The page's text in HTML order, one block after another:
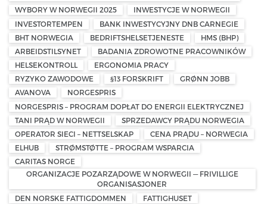
WYBORY W NORWEGII 2025
INWESTYCJE W NORWEGII
INVESTORTEMPEN
BANK INWESTYCYJNY DNB CARNEGIE
BHT NORWEGIA
BEDRIFTSHELSETJENESTE
HMS (BHP)
ARBEIDSTILSYNET
BADANIA ZDROWOTNE PRACOWNIKÓW
HELSEKONTROLL
ERGONOMIA PRACY
RYZYKO ZAWODOWE
§13 FORSKRIFT
GRØNN JOBB
AVANOVA
NORGESPRIS
NORGESPRIS – PROGRAM DOPŁAT DO ENERGII ELEKTRYCZNEJ
TANI PRĄD W NORWEGII
SPRZEDAWCY PRĄDU NORWEGIA
OPERATOR SIECI – NETTSELSKAP
CENA PRĄDU – NORWEGIA
ELHUB
STRØMSTØTTE – PROGRAM WSPARCIA
CARITAS NORGE
ORGANIZACJE POZARZĄDOWE W NORWEGII — FRIVILLIGE
ORGANISASJONER
DEN NORSKE FATTIGDOMMEN
FATTIGHUSET